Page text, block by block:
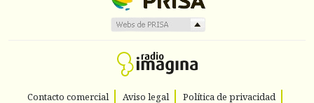
Contacto comercial Aviso legal Política de privacidad